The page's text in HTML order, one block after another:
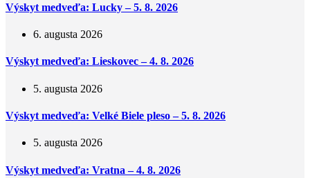
Výskyt medveďa: Lucky – 5. 8. 2026
6. augusta 2026
Výskyt medveďa: Lieskovec – 4. 8. 2026
5. augusta 2026
Výskyt medveďa: Velké Biele pleso – 5. 8. 2026
5. augusta 2026
Výskyt medveďa: Vratna – 4. 8. 2026